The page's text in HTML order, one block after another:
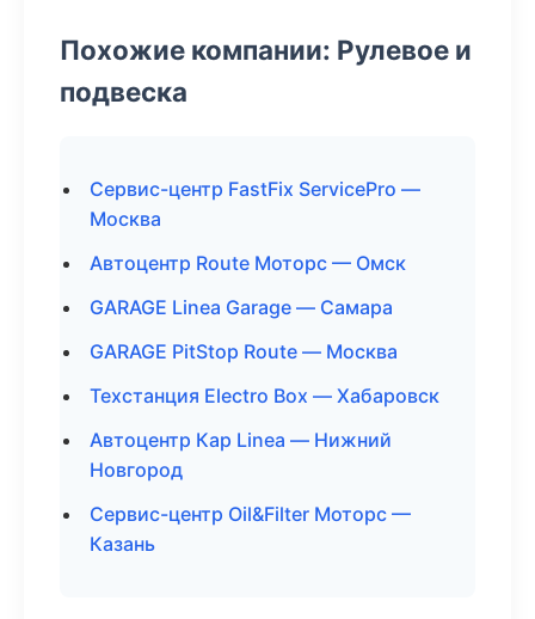
Похожие компании: Рулевое и
подвеска
Сервис-центр FastFix ServicePro —
Москва
Автоцентр Route Моторс — Омск
GARAGE Linea Garage — Самара
GARAGE PitStop Route — Москва
Техстанция Electro Box — Хабаровск
Автоцентр Кар Linea — Нижний
Новгород
Сервис-центр Oil&Filter Моторс —
Казань